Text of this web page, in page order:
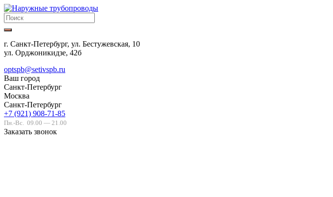
г. Санкт-Петербург, ул. Бестужевская, 10
ул. Орджоникидзе, 42б
optspb@setivspb.ru
Ваш город
Санкт-Петербург
Москва
Санкт-Петербург
+7 (921) 908-71-85
Пн.-Вс. 09.00 — 21.00
Заказать звонок